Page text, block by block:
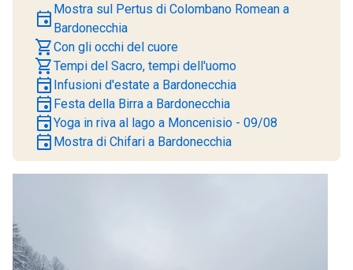
event Mostra sul Pertus di Colombano Romean a
Bardonecchia
shopping_cartCon gli occhi del cuore
shopping_cartTempi del Sacro, tempi dell'uomo
event Infusioni d'estate a Bardonecchia
event Festa della Birra a Bardonecchia
eventYoga in riva al lago a Moncenisio - 09/08
event Mostra di Chifari a Bardonecchia